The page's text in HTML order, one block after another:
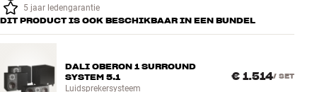
5 jaar ledengarantie
DIT PRODUCT IS OOK BESCHIKBAAR IN EEN BUNDEL
DALI OBERON 1 SURROUND
SYSTEM 5.1
Luidsprekersysteem
€ 1.514/ SET